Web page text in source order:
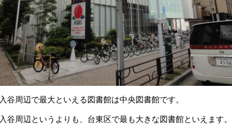
入谷周辺で最大といえる図書館は中央図書館です。
入谷周辺というよりも、台東区で最も大きな図書館といえます。